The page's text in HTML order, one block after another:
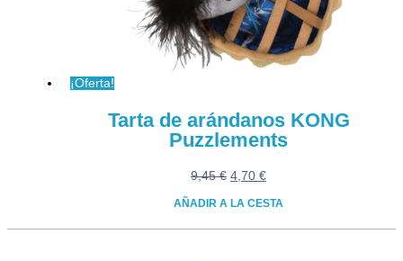
¡Oferta!
Tarta de arándanos KONG
Puzzlements
9,45€ El
4,70 €El
AÑADIR A LA CESTA